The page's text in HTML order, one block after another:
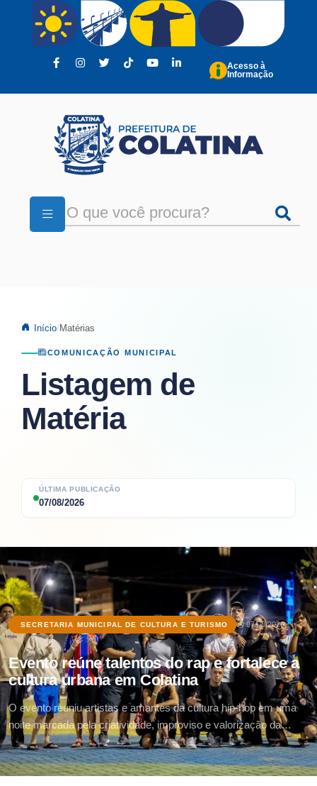
Pular para o conteúdo principal
Acesso à
Informação
Início Matérias
COMUNICAÇÃO MUNICIPAL
Listagem de
Matéria
ÚLTIMA PUBLICAÇÃO
07/08/2026
SECRETARIA MUNICIPAL DE CULTURA E TURISMO 07/08/2026
Evento reúne talentos do rap e fortalece a
cultura urbana em Colatina
O evento reuniu artistas e amantes da cultura hip-hop em uma
noite marcada pela criatividade, improviso e valorização da
produção cultural urbana